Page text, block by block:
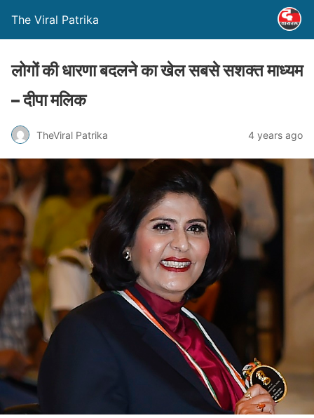
The Viral Patrika
लोगों की धारणा बदलने का खेल सबसे सशक्त माध्यम
– दीपा मलिक
TheViral Patrika 4 years ago